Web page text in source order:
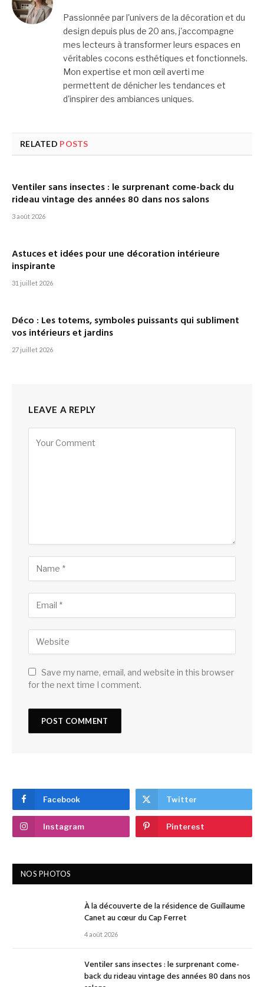
Passionnée par l'univers de la décoration et du
design depuis plus de 20 ans, j'accompagne
mes lecteurs à transformer leurs espaces en
véritables cocons esthétiques et fonctionnels.
Mon expertise et mon œil averti me
permettent de dénicher les tendances et
d'inspirer des ambiances uniques.
RELATED POSTS
Ventiler sans insectes : le surprenant come-back du
rideau vintage des années 80 dans nos salons
3 août 2026
Astuces et idées pour une décoration intérieure
inspirante
31 juillet 2026
Déco : Les totems, symboles puissants qui subliment
vos intérieurs et jardins
27 juillet 2026
LEAVE A REPLY
Save my name, email, and website in this browser
for the next time I comment.
Facebook Twitter
Instagram Pinterest
NOS PHOTOS
À la découverte de la résidence de Guillaume
Canet au cœur du Cap Ferret
4 août 2026
Ventiler sans insectes : le surprenant come-
back du rideau vintage des années 80 dans nos